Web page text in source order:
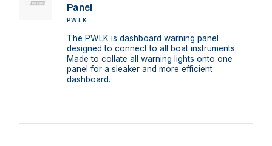
Panel
PWLK
The PWLK is dashboard warning panel
designed to connect to all boat instruments.
Made to collate all warning lights onto one
panel for a sleaker and more efficient
dashboard.